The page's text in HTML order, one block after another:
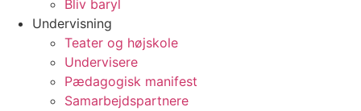
Bliv baryl
Undervisning
Teater og højskole
Undervisere
Pædagogisk manifest
Samarbejdspartnere